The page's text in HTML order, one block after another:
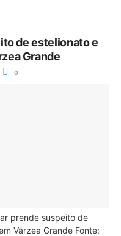
de estelionato e
Grande
0
prende suspeito de
Várzea Grande Fonte: